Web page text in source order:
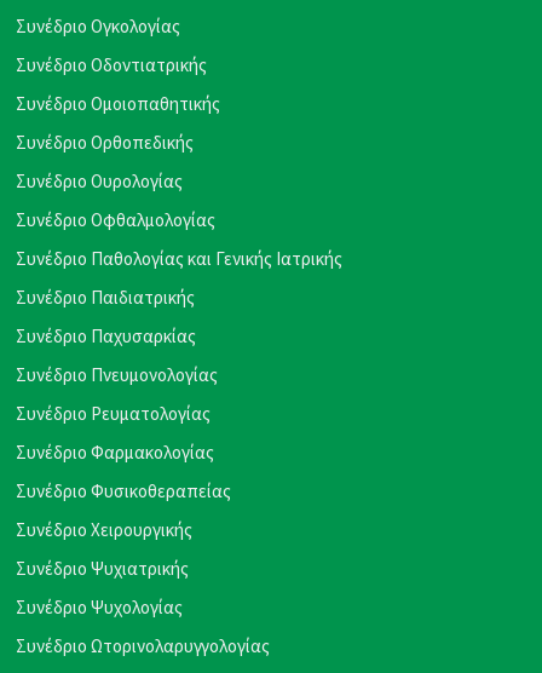
Συνέδριο Ογκολογίας
Συνέδριο Οδοντιατρικής
Συνέδριο Ομοιοπαθητικής
Συνέδριο Ορθοπεδικής
Συνέδριο Ουρολογίας
Συνέδριο Οφθαλμολογίας
Συνέδριο Παθολογίας και Γενικής Ιατρικής
Συνέδριο Παιδιατρικής
Συνέδριο Παχυσαρκίας
Συνέδριο Πνευμονολογίας
Συνέδριο Ρευματολογίας
Συνέδριο Φαρμακολογίας
Συνέδριο Φυσικοθεραπείας
Συνέδριο Χειρουργικής
Συνέδριο Ψυχιατρικής
Συνέδριο Ψυχολογίας
Συνέδριο Ωτορινολαρυγγολογίας